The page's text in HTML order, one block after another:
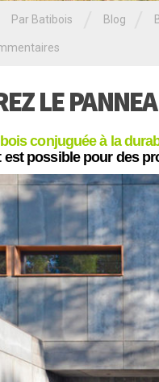
Par Batibois Blog
LE
conjuguée à la
est possible pour des